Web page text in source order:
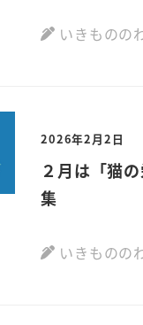
いきものの
2026年2月2日
２月は「猫
集
いきものの